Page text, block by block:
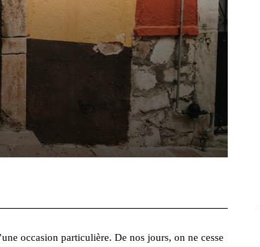
occasion particulière. De nos jours, on ne cesse